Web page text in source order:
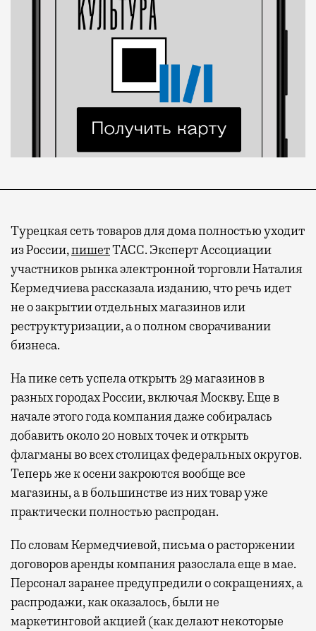
Турецкая сеть товаров для дома полностью уходит
из России,пишетТАСС. Эксперт Ассоциации
участников рынка электронной торговли Наталия
Кермедчиева рассказала изданию, что речь идет
не о закрытии отдельных магазинов или
реструктуризации, а о полном сворачивании
бизнеса.
На пике сеть успела открыть 29 магазинов в
разных городах России, включая Москву. Еще в
начале этого года компания даже собиралась
добавить около 20 новых точек и открыть
флагманы во всех столицах федеральных округов.
Теперь же к осени закроются вообще все
магазины, а в большинстве из них товар уже
практически полностью распродан.
По словам Кермедчиевой, письма о расторжении
договоров аренды компания разослала еще в мае.
Персонал заранее предупредили о сокращениях, а
распродажи, как оказалось, были не
маркетинговой акцией (как делают некоторые